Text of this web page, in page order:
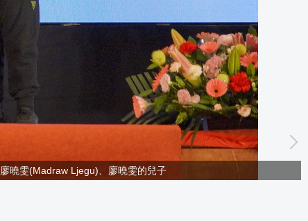
曉雯(Madraw Ljegu)、廖曉雯的兒子